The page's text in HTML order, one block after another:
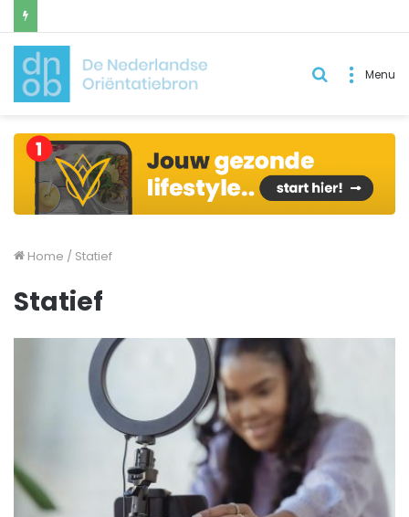
Menu
Zoek
Home / Statief
Statief